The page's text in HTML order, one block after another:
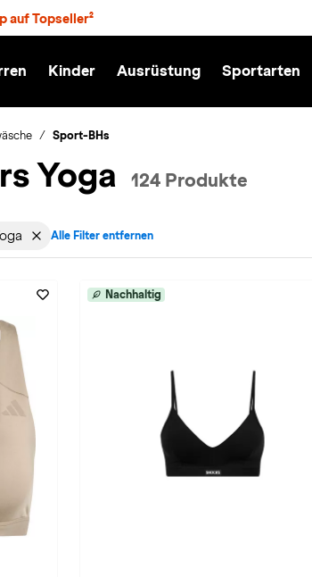
auf Topseller²
Kinder Ausrüstung Sportarten
Sport-BHs
Yoga 124 Produkte
Filter aktiv für Sportart: Yoga entfernen
Alle Filter entfernen
Nachhaltig